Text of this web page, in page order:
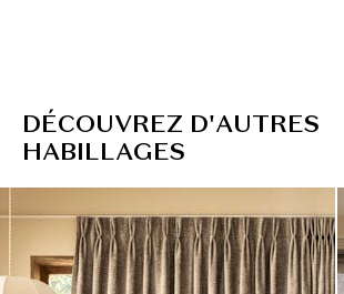
DÉCOUVREZ D'AUTRES
HABILLAGES